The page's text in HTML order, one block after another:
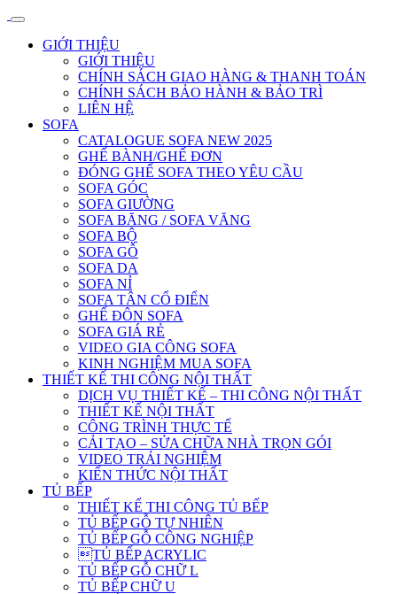
GIỚI THIỆU
GIỚI THIỆU
CHÍNH SÁCH GIAO HÀNG & THANH TOÁN
CHÍNH SÁCH BẢO HÀNH & BẢO TRÌ
LIÊN HỆ
SOFA
CATALOGUE SOFA NEW 2025
GHẾ BÀNH/GHẾ ĐƠN
ĐÓNG GHẾ SOFA THEO YÊU CẦU
SOFA GÓC
SOFA GIƯỜNG
SOFA BĂNG / SOFA VĂNG
SOFA BỘ
SOFA GỖ
SOFA DA
SOFA NỈ
SOFA TÂN CỔ ĐIỂN
GHẾ ĐÔN SOFA
SOFA GIÁ RẺ
VIDEO GIA CÔNG SOFA
KINH NGHIỆM MUA SOFA
THIẾT KẾ THI CÔNG NỘI THẤT
DỊCH VỤ THIẾT KẾ – THI CÔNG NỘI THẤT
THIẾT KẾ NỘI THẤT
CÔNG TRÌNH THỰC TẾ
CẢI TẠO – SỬA CHỮA NHÀ TRỌN GÓI
VIDEO TRẢI NGHIỆM
KIẾN THỨC NỘI THẤT
TỦ BẾP
THIẾT KẾ THI CÔNG TỦ BẾP
TỦ BẾP GỖ TỰ NHIÊN
TỦ BẾP GỖ CÔNG NGHIỆP
TỦ BẾP ACRYLIC
TỦ BẾP GỖ CHỮ L
TỦ BẾP CHỮ U